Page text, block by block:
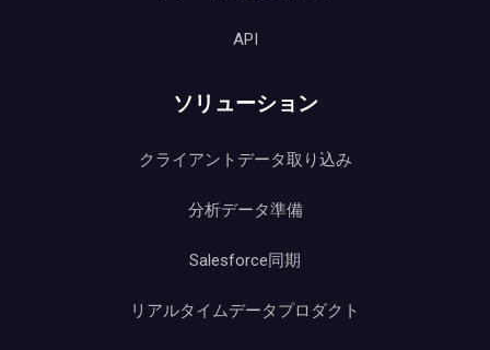
API
ソリューション
クライアントデータ取り込み
分析データ準備
Salesforce同期
リアルタイムデータプロダクト